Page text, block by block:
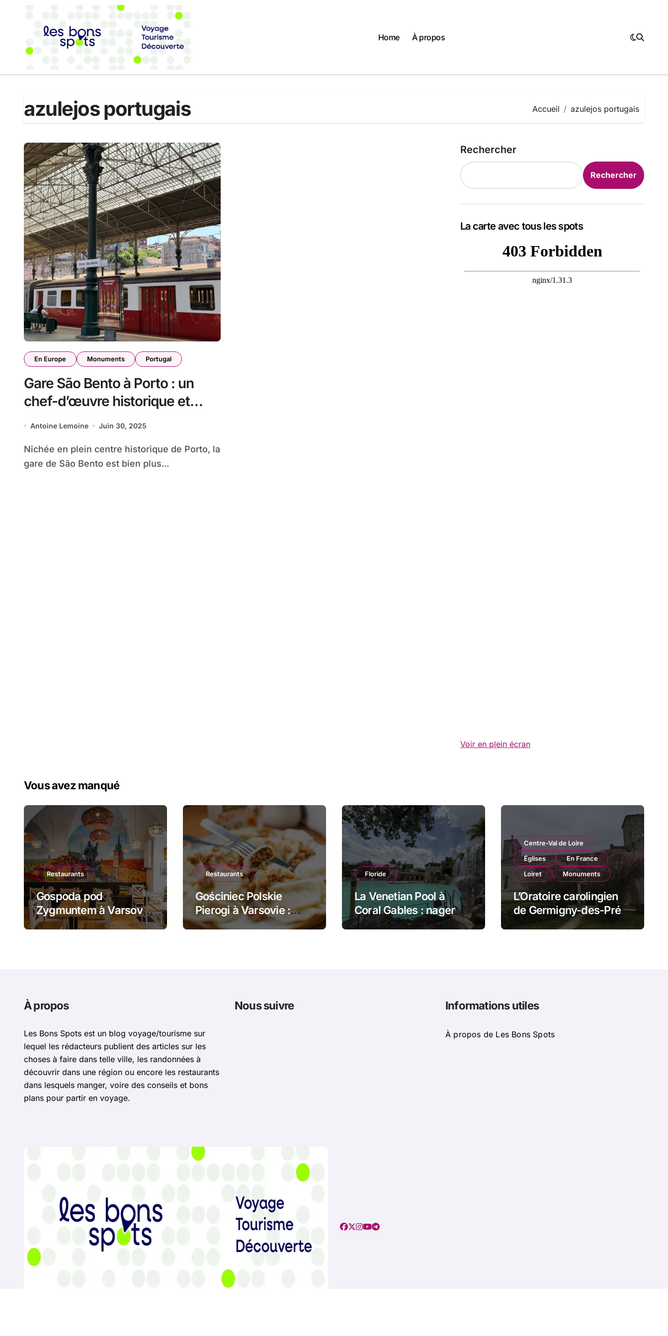
Home
À propos
azulejos portugais Accueil azulejos portugais
En Europe Monuments Portugal
Gare São Bento à Porto : un
chef-d’œuvre historique et
artistique
Antoine Lemoine Juin 30, 2025
Nichée en plein centre historique de Porto, la
gare de São Bento est bien plus...
Rechercher
Rechercher
La carte avec tous les spots
Voir en plein écran
Vous avez manqué
Restaurants
Gospoda pod
Zygmuntem à Varsovie
: barszcz aux uszka et
Restaurants
Gościniec Polskie
Pierogi à Varsovie :
żurek dans le pain et
Floride
La Venetian Pool à
Coral Gables : nager
dans un monument
Centre-Val de Loire
Églises
En France
Loiret
Monuments
L’Oratoire carolingien
de Germigny-des-Prés
: cette église renferme
À propos
Les Bons Spots est un blog voyage/tourisme sur
lequel les rédacteurs publient des articles sur les
choses à faire dans telle ville, les randonnées à
découvrir dans une région ou encore les restaurants
dans lesquels manger, voire des conseils et bons
plans pour partir en voyage.
Nous suivre Informations utiles
À propos de Les Bons Spots